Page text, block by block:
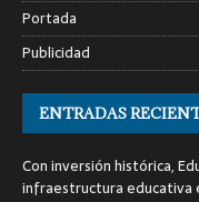
Portada
Publicidad
ENTRADAS
Con inversión histórica,
infraestructura educativa